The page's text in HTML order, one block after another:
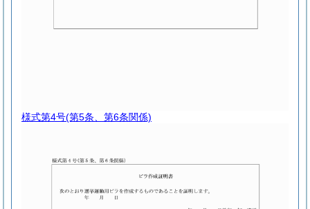
様式第4号(第5条、第6条関係)